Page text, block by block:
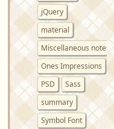
jQuery
material
Miscellaneous notes
Ones Impressions
PSD
Sass
summary
Symbol Font